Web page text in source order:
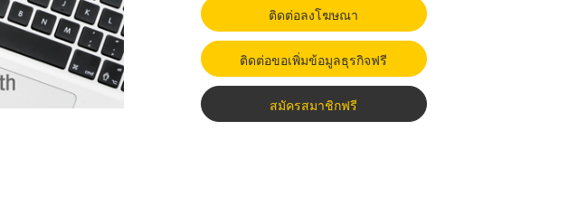
ติดต่อลงโฆษณา
ติดต่อขอเพิ่มข้อมูลธุรกิจฟรี
สมัครสมาชิกฟรี